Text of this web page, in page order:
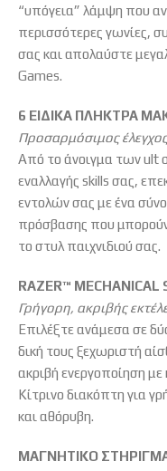
“υπόγεια” λάμψη που
περισσότερες γωνίες,
σας και απολαύστε
Games.
6 ΕΙΔΙΚΑ ΠΛΗΚΤΡΑ
Προσαρμόσιμος
Από το άνοιγμα των ult
εναλλαγής skills σας,
εντολών σας με ένα
πρόσβασης που
το στυλ παιχνιδιού σας.
RAZER™ MECHANICAL
Γρήγορη, ακριβής
Επιλέξτε ανάμεσα σε
δική τους ξεχωριστή
ακριβή ενεργοποίηση με
Κίτρινο διακόπτη για
και αθόρυβη.
ΜΑΓΝΗΤΙΚΟ